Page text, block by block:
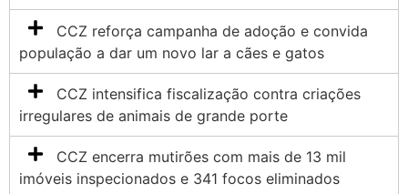
CCZ reforça campanha de adoção e convida
população a dar um novo lar a cães e gatos
CCZ intensifica fiscalização contra criações
irregulares de animais de grande porte
CCZ encerra mutirões com mais de 13 mil
imóveis inspecionados e 341 focos eliminados